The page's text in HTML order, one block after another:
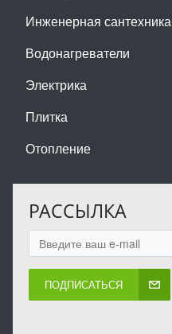
Инженерная сантехника
Водонагреватели
Электрика
Плитка
Отопление
РАССЫЛКА
ПОДПИСАТЬСЯ